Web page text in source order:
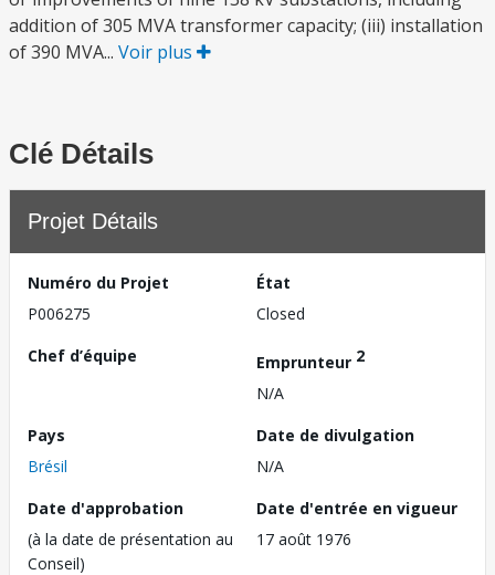
addition of 305 MVA transformer capacity; (iii) installation
of 390 MVA... Voir plus
Clé Détails
Projet Détails
Numéro du Projet
P006275
État
Closed
Chef d’équipe
Emprunteur 2
N/A
Pays
Brésil
Date de divulgation
N/A
Date d'approbation
(à la date de présentation au
Conseil)
Date d'entrée en vigueur
17 août 1976